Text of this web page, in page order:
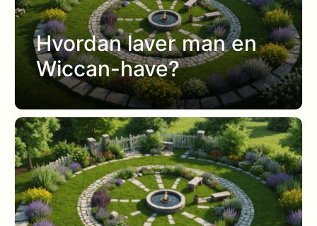
Hvordan laver man en
Wiccan-have?